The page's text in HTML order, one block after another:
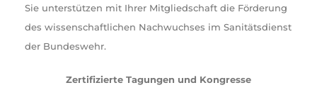
Sie unterstützen mit Ihrer Mitgliedschaft die Förderung
des wissenschaftlichen Nachwuchses im Sanitätsdienst
der Bundeswehr.
Zertifizierte Tagungen und Kongresse